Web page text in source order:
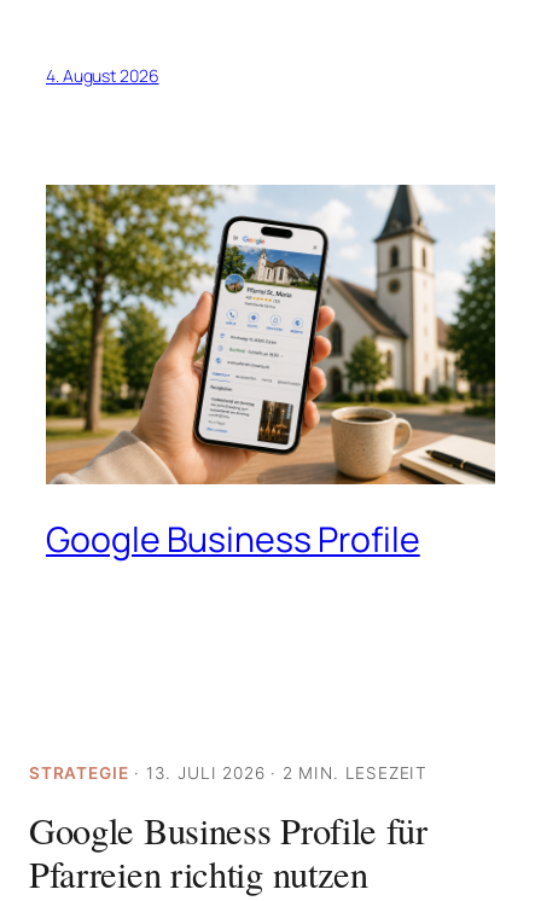
4. August 2026
Google Business Profile
STRATEGIE · 13. JULI 2026 · 2 MIN. LESEZEIT
Google Business Profile für
Pfarreien richtig nutzen